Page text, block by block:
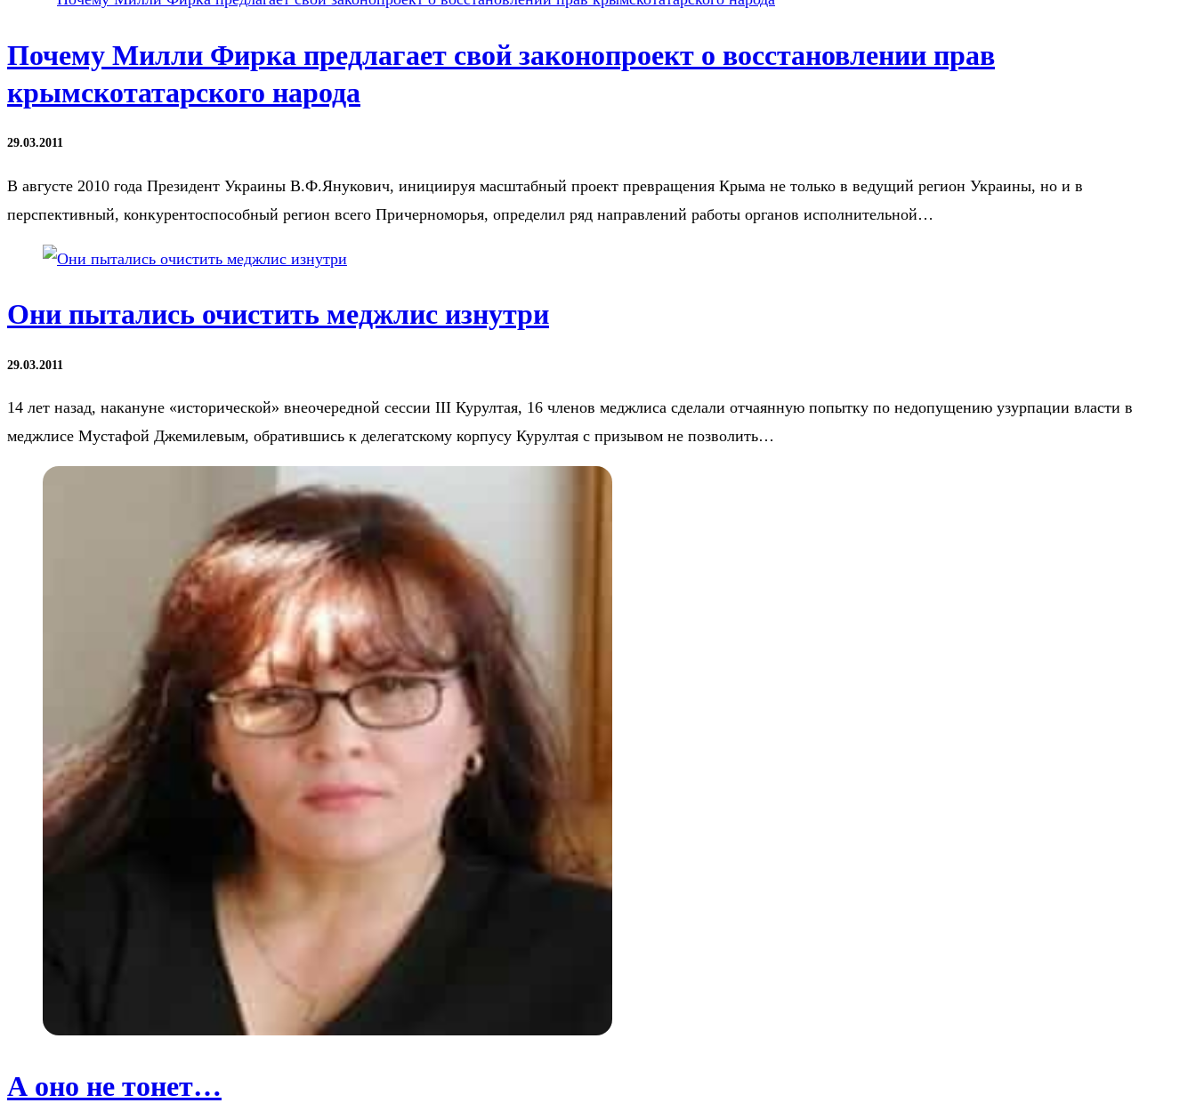
Почему Милли Фирка предлагает свой законопроект о восстановлении прав
крымскотатарского народа
29.03.2011
В августе 2010 года Президент Украины В.Ф.Янукович, инициируя масштабный проект превращения Крыма не только в ведущий регион Украины, но и в
перспективный, конкурентоспособный регион всего Причерноморья, определил ряд направлений работы органов исполнительной…
Они пытались очистить меджлис изнутри
29.03.2011
14 лет назад, накануне «исторической» внеочередной сессии III Курултая, 16 членов меджлиса сделали отчаянную попытку по недопущению узурпации власти в
меджлисе Мустафой Джемилевым, обратившись к делегатскому корпусу Курултая с призывом не позволить…
А оно не тонет…